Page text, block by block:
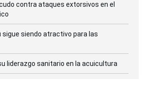
contra ataques extorsivos en el
sigue siendo atractivo para las
liderazgo sanitario en la acuicultura